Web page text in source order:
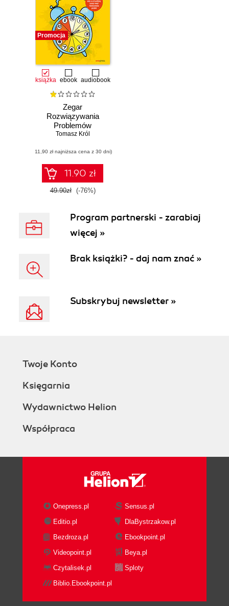
Promocja
książka ebook audiobook
Zegar
Rozwiązywania
Problemów
Tomasz Król
(11,90 zł najniższa cena z 30 dni)
11.90 zł
49.90zł (-76%)
Program partnerski - zarabiaj
więcej »
Brak książki? - daj nam znać »
Subskrybuj newsletter »
Twoje Konto
Księgarnia
Wydawnictwo Helion
Współpraca
Onepress.pl
Sensus.pl
Editio.pl
DlaBystrzakow.pl
Bezdroza.pl
Ebookpoint.pl
Videopoint.pl
Beya.pl
Czytalisek.pl
Sploty
Biblio.Ebookpoint.pl